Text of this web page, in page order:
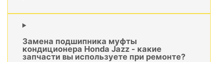
Замена подшипника муфты
кондиционера Honda Jazz - какие
запчасти вы используете при ремонте?